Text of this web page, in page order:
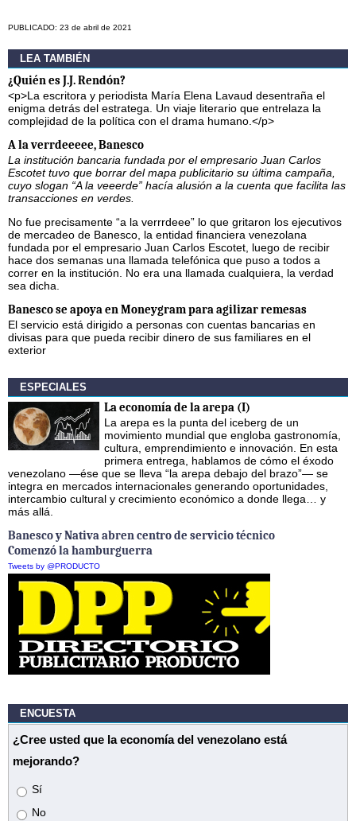
PUBLICADO: 23 de abril de 2021
LEA TAMBIÉN
¿Quién es J.J. Rendón?
<p>La escritora y periodista María Elena Lavaud desentraña el
enigma detrás del estratega. Un viaje literario que entrelaza la
complejidad de la política con el drama humano.</p>
A la verrdeeeee, Banesco
La institución bancaria fundada por el empresario Juan Carlos
Escotet tuvo que borrar del mapa publicitario su última campaña,
cuyo slogan “A la veeerde” hacía alusión a la cuenta que facilita las
transacciones en verdes.
No fue precisamente “a la verrrdeee” lo que gritaron los ejecutivos
de mercadeo de Banesco, la entidad financiera venezolana
fundada por el empresario Juan Carlos Escotet, luego de recibir
hace dos semanas una llamada telefónica que puso a todos a
correr en la institución. No era una llamada cualquiera, la verdad
sea dicha.
Banesco se apoya en Moneygram para agilizar remesas
El servicio está dirigido a personas con cuentas bancarias en
divisas para que pueda recibir dinero de sus familiares en el
exterior
ESPECIALES
La economía de la arepa (I)
La arepa es la punta del iceberg de un
movimiento mundial que engloba gastronomía,
cultura, emprendimiento e innovación. En esta
primera entrega, hablamos de cómo el éxodo
venezolano —ése que se lleva “la arepa debajo del brazo”— se
integra en mercados internacionales generando oportunidades,
intercambio cultural y crecimiento económico a donde llega… y
más allá.
Banesco y Nativa abren centro de servicio técnico
Comenzó la hamburguerra
Tweets by @PRODUCTO
ENCUESTA
¿Cree usted que la economía del venezolano está
mejorando?
Opciones
Sí
No